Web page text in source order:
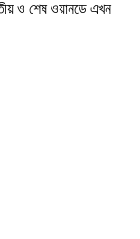
ও শেষ ওয়ানডে এখন